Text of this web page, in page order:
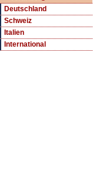
Deutschland
Schweiz
Italien
International